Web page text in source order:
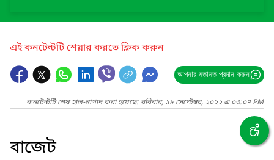
এই কনটেন্টটি শেয়ার করতে ক্লিক করুন
আপনার মতামত প্রদান করুন
কনটেন্টটি শেষ হাল-নাগাদ করা হয়েছে: রবিবার, ১৮ সেপ্টেম্বর, ২০২২ এ ০৩:০৭ PM
বাজেট